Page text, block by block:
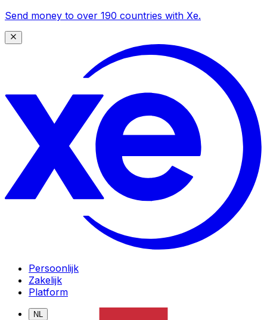
Send money to over 190 countries with Xe.
Persoonlijk
Zakelijk
Platform
NL